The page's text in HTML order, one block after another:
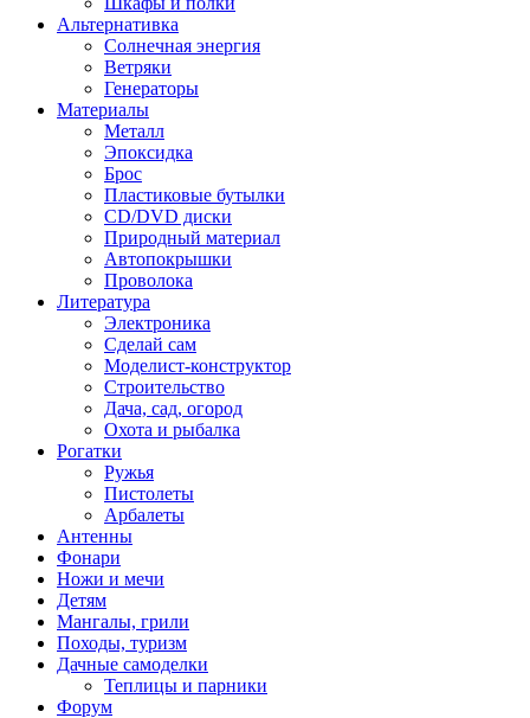
Альтернативка
Солнечная энергия
Ветряки
Генераторы
Материалы
Металл
Эпоксидка
Брос
Пластиковые бутылки
CD/DVD диски
Природный материал
Автопокрышки
Проволока
Литература
Электроника
Сделай сам
Моделист-конструктор
Строительство
Дача, сад, огород
Охота и рыбалка
Рогатки
Ружья
Пистолеты
Арбалеты
Антенны
Фонари
Ножи и мечи
Детям
Мангалы, грили
Походы, туризм
Дачные самоделки
Теплицы и парники
Форум